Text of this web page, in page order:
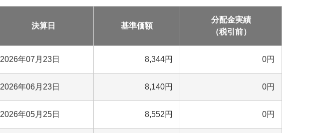
決算日 基準価額
分配金実績
（税引前）
2026年07月23日 8,344円 0円
2026年06月23日 8,140円 0円
2026年05月25日 8,552円 0円